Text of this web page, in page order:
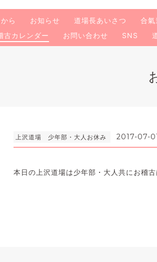
ら お知らせ 道場長あいさつ 合氣
古カレンダー
お問い合わせ SNS
上沢道場 少年部・大人お休み 2017-07-
本日の上沢道場は少年部・大人共にお稽古